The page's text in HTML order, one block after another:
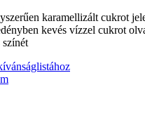
karamellizált cukrot
kevés vízzel cukrot
színét